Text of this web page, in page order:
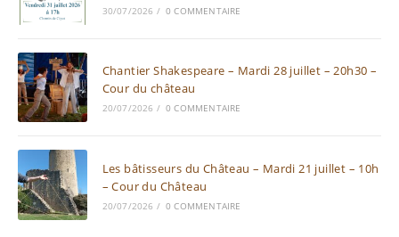
30/07/2026 / 0 COMMENTAIRE
Chantier Shakespeare – Mardi 28 juillet – 20h30 –
Cour du château
20/07/2026 / 0 COMMENTAIRE
Les bâtisseurs du Château – Mardi 21 juillet – 10h
– Cour du Château
20/07/2026 / 0 COMMENTAIRE